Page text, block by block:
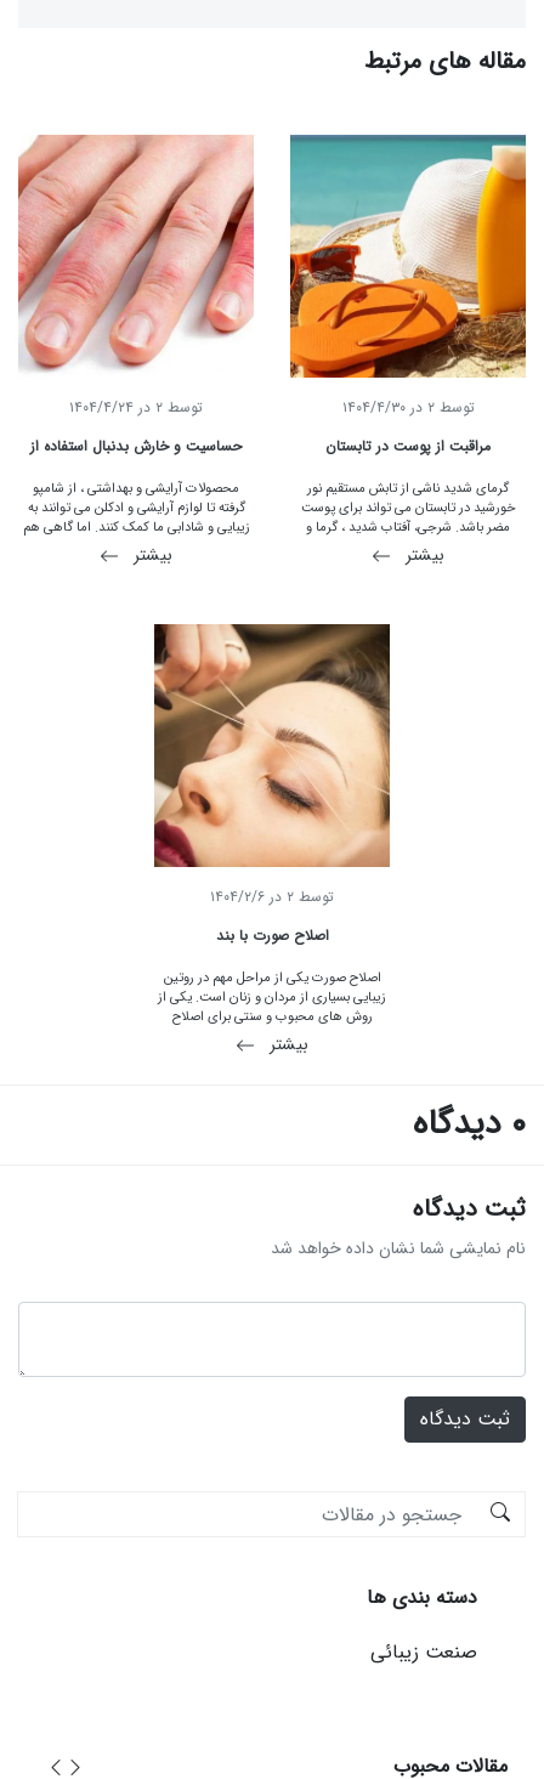
مقاله های مرتبط
توسط2 در۱۴۰۴/۴/۳۰
مراقبت از پوست در تابستان
گرمای شدید ناشی از تابش مستقیم نور
خورشید در تابستان می تواند برای پوست
مضر باشد. شرجی، آفتاب شدید ، گرما و
رطوبت در تابستان همگی دست به دست هم
داده و باعث پدید آمدن بسیاری از مشکلات
خورشید است و مراقبت از پوست در برابر این
عامل و سایر عوامل محیطی آزار دهنده
پوست، می تواند نقش مهمی در نگهداری از
پوست داشته باشد.پس برای داشتن پوستی
سالم و مراقبت کامل از آن در تابستان با ما در
ورگل همراه باشید.
بیشتر
توسط 2 در ۱۴۰۴/۴/۲۴
حساسیت و خارش بدنبال استفاده از
لوازم آرایشی
محصولات آرایشی و بهداشتی ، از شامپو
گرفته تا لوازم آرایشی و ادکلن می توانند به
زیبایی و شادابی ما کمک کنند. اما گاهی هم
می توانند باعث تحریک پوست یا واکنش
مقاله علت حساسیت به لوازم آرایشی را مورد
بررسی قرار خواهیم داد.
بیشتر
توسط 2 در ۱۴۰۴/۲/۶
اصلاح صورت با بند
اصلاح صورت یکی از مراحل مهم در روتین
زیبایی بسیاری از مردان و زنان است. یکی از
روش های محبوب و سنتی برای اصلاح
صورت، استفاده از بند است. این روش نه تنها
کارآمد بلکه دارای مزایای خاصی نیز می باشد.
بیشتر
0 دیدگاه
ثبت دیدگاه
نام نمایشی شما نشان داده خواهد شد
ثبت دیدگاه
دسته بندی ها
صنعت زیبائی
مقالات محبوب